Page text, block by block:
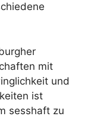
mit
und
ist
sesshaft zu